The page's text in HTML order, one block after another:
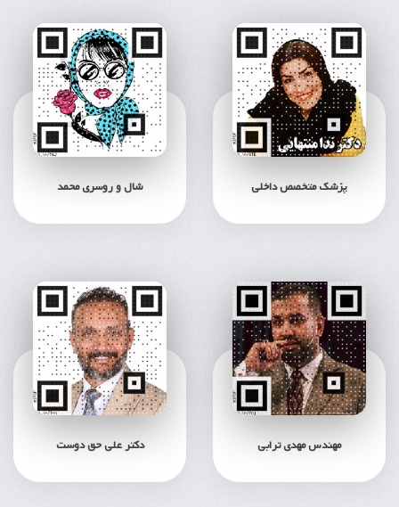
پزشک متخصص داخلی شال و روسری محمد
مهندس مهدی ترابی دکتر علی حق دوست